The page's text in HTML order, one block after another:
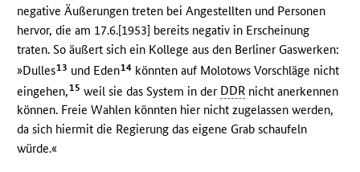
negative Äußerungen treten bei Angestellten und Personen
hervor, die am 17.6.[1953] bereits negativ in Erscheinung
traten. So äußert sich ein Kollege aus den Berliner Gaswerken:
»Dulles13 und Eden14 könnten auf Molotows Vorschläge nicht
eingehen,15 weil sie das System in der DDR nicht anerkennen
können. Freie Wahlen könnten hier nicht zugelassen werden,
da sich hiermit die Regierung das eigene Grab schaufeln
würde.«